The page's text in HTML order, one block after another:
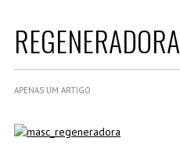
REGENERADORA
APENAS UM ARTIGO